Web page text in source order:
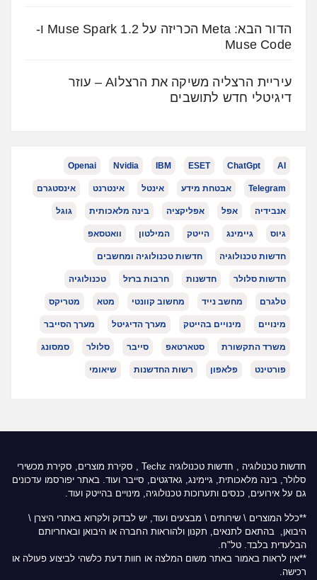
הדור הבא: Meta הכריזה על Muse Spark 1.2 ו-
Muse Code
עיריית הרצליה משיקה את הרצלAI – עוזר
דיגיטלי חדש לתושבים
AI
ChatGpt
ESET
IBM
Nvidia
Openai
Telegram אבטחת מידע אינטל אינטרנט אינסטגרם
אנבידיה אפל אפליקציה בינה מלאכותית גוגל
גיוס גיימינג הייטק המילטון וואטסאפ
חדשות טכנולוגיה חדשות טכנולוגיה ומחשבים
חדשות סלולר חדשנות חרבות ברזל טכנולוגיה
טלגרם מחשב נייד מחשוב קוונטי מטא מטריקס
מינויים מינויים בהייטק מערך הדיגיטל מערך הסייבר
משרד התקשורת סטארטאפ סייבר סלולר סמסונג
פורטינט פלאפון רשות החדשנות שיאומי
חדשות טכנולוגיה , חדשות טכנולוגיה Techz
, סקירת מוצרים, סקירת מכשירי
סלולר, בינה מלאכותית, גיימינג, גאדגטים, סייבר ועוד. באתר יפורסמו עדכונים
גם על אירועים, כנסים ותערוכות טכנולוגיה, מינויים בהייטק ועוד.
**כלל המוצרים \ שירותים \ מבצעים ועוד, יש לבדוק ולקרוא באתרי היצרן \
היבואן, בהתאם לתנאים, תקנון ולהוראות החברה או היבואן ובאחריותם
הבלעדית בלבד. טל"ח.
**אין לראות באמור באתר משום המלצה או חוות דעת כלשהי לביצוע פעולה או
רכישה.